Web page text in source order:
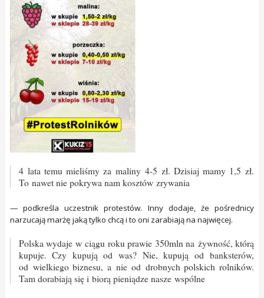
4 lata temu mieliśmy za maliny 4-5 zł. Dzisiaj mamy 1,5 zł.
To nawet nie pokrywa nam kosztów zrywania
— podkreśla uczestnik protestów. Inny dodaje, że pośrednicy
narzucają marżę jaką tylko chcą i to oni zarabiają na najwięcej.
Polska wydaje w ciągu roku prawie 350mln na żywność, którą
kupuje. Czy kupują od was? Nie, kupują od banksterów,
od wielkiego biznesu, a nie od drobnych polskich rolników.
Tam dorabiają się i biorą pieniądze nasze wspólne